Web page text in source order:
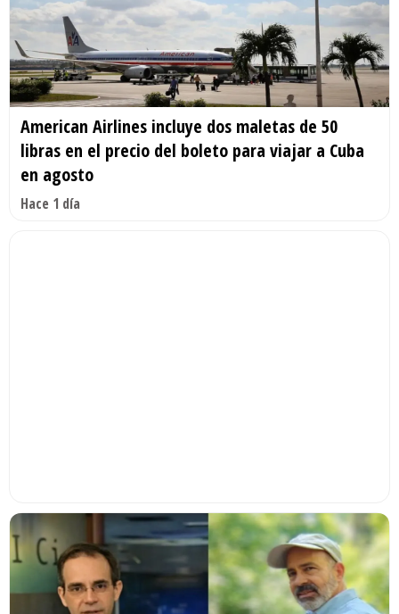
American Airlines incluye dos maletas de 50
libras en el precio del boleto para viajar a Cuba
en agosto
Hace 1 día